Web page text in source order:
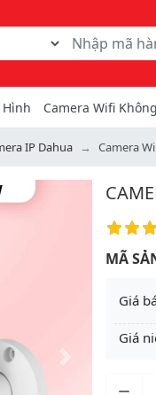
tìm kiếm
hàng
Camera Wifi
IP Dahua Camera
MÃ
Giá
Giá